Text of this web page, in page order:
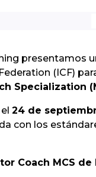
presentamos
(ICF)
Specialization
24 de
con los
Coach MCS de